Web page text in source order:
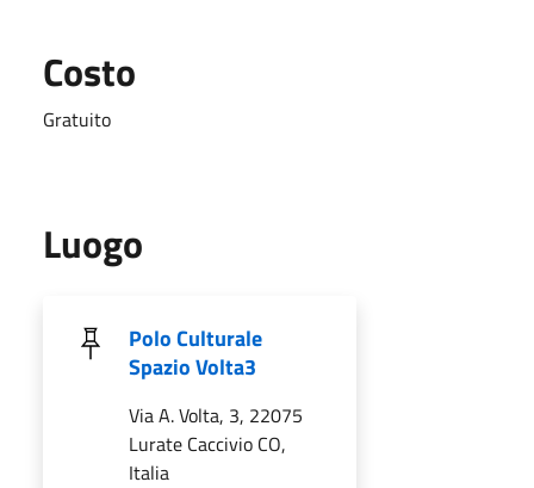
Costo
Gratuito
Luogo
Polo Culturale
Spazio Volta3
Via A. Volta, 3, 22075
Lurate Caccivio CO,
Italia